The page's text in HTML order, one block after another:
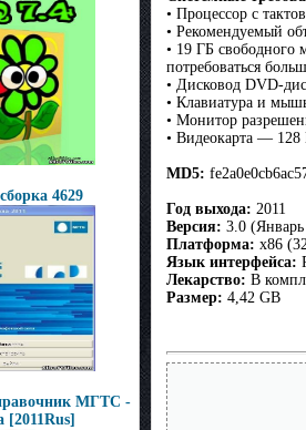
4629
МГТС -
[2011Rus]
• Процессор с
• Рекомендуемый
• 19 ГБ свободного
потребоваться
• Дисковод DVD-
• Клавиатура и
• Монитор
• Видеокарта —
MD5:
Год выхода: 2011
Версия: 3.0
Платформа: x86
Язык интерфейса:
Лекарство: В
Размер: 4,42 GB